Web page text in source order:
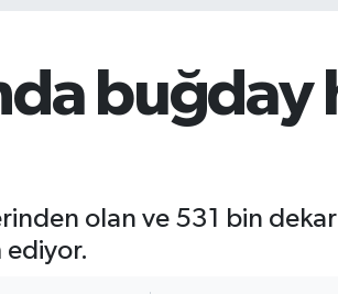
buğday
olan ve 531 bin
ediyor.